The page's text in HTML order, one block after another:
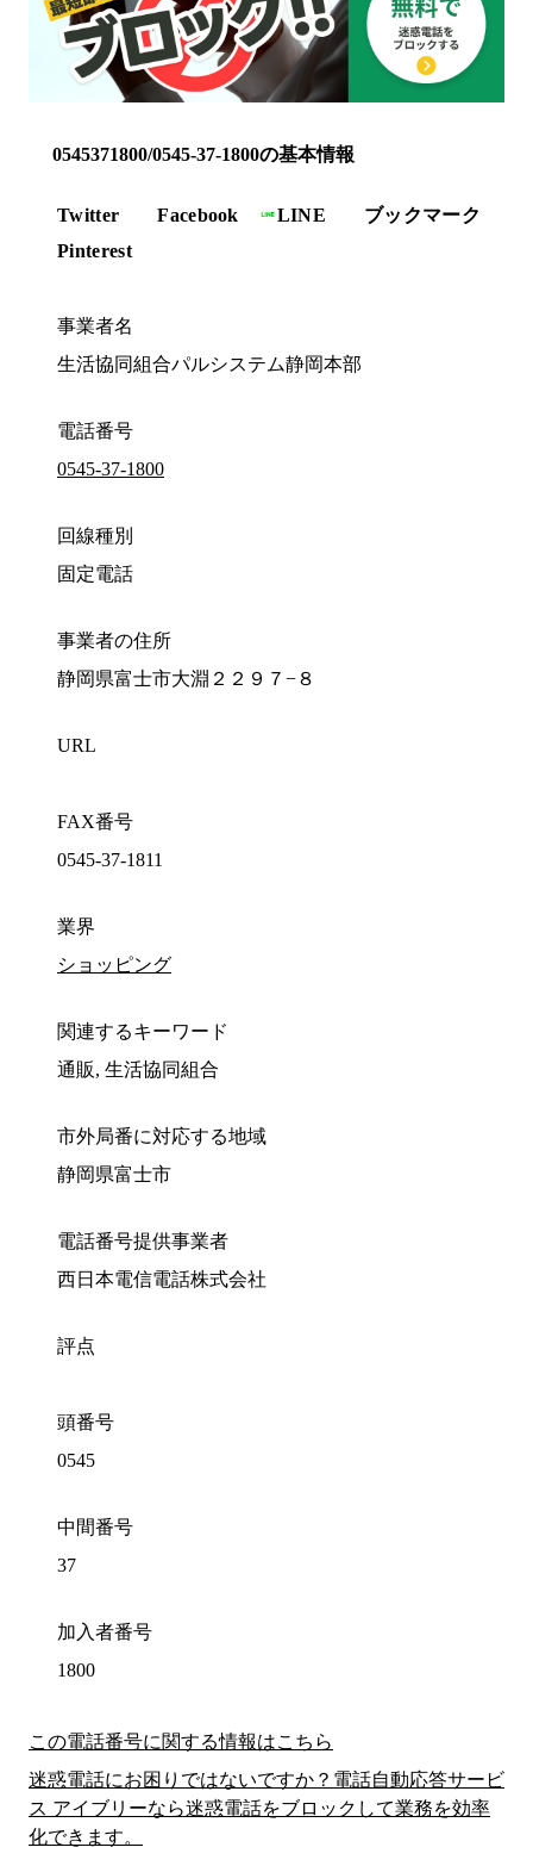
0545371800/0545-37-1800の基本情報
Twitter Facebook LINE
ブックマーク
Pinterest
事業者名
生活協同組合パルシステム静岡本部
電話番号
0545-37-1800
回線種別
固定電話
事業者の住所
静岡県富士市大淵２２９７−８
URL
FAX番号
0545-37-1811
業界
ショッピング
関連するキーワード
通販, 生活協同組合
市外局番に対応する地域
静岡県富士市
電話番号提供事業者
西日本電信電話株式会社
評点
頭番号
0545
中間番号
37
加入者番号
1800
この電話番号に関する情報はこちら
迷惑電話にお困りではないですか？電話自動応答サービ
ス アイブリーなら迷惑電話をブロックして業務を効率
化できます。